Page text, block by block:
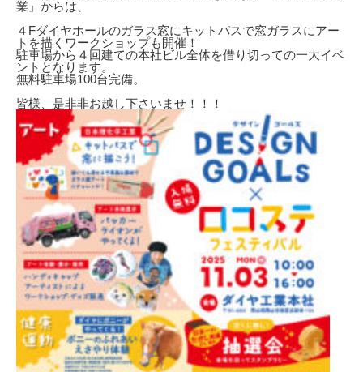
業」からは、
４Fダイヤホールのガラス窓にキットパスで窓ガラスにアー
トを描くワークショップも開催！
駐車場から４回建ての本社ビル全体を借り切っての一大イベ
ントとなります。
無料駐車場100台完備。
皆様、是非非お越し下さいませ！！！